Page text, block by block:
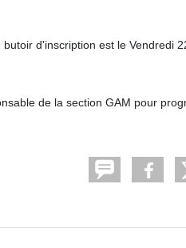
d'inscription est le
de la section GAM pour